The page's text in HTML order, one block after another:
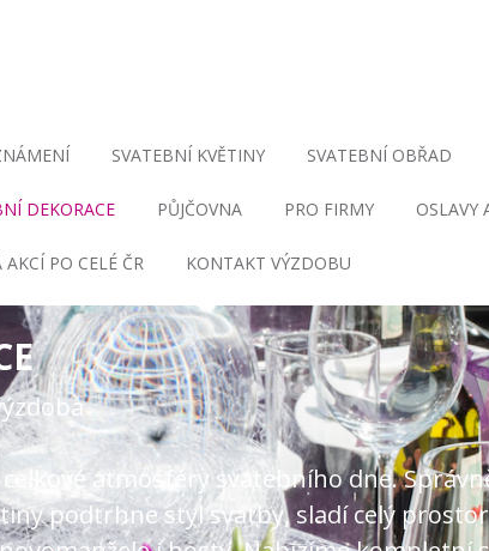
SVATEBNÍ KVĚTINY SVATEBNÍ OBŘAD
DEKORACE PŮJČOVNA PRO FIRMY OSLAVY
PO CELÉ ČR KONTAKT VÝZDOBU
atmosféry svatebního dne.
podtrhne styl svatby, sladí celý